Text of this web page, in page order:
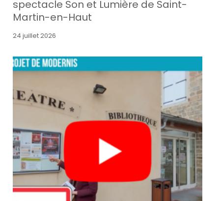
spectacle Son et Lumière de Saint-
Martin-en-Haut
24 juillet 2026